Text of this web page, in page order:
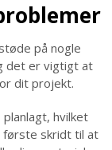
på nogle
det er vigtigt at
dit projekt.
hvilket
første skridt til at